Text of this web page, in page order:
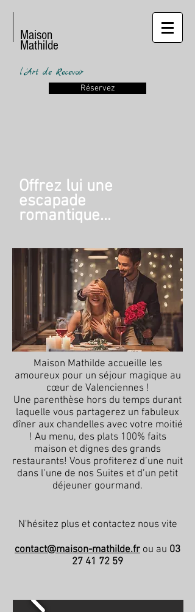
Maison
Mathilde
l 'Art de Recevoir
Réservez
Offrez lui une
escapade
romantique...
Maison Mathilde accueille les
amoureux pour un séjour magique au
cœur de Valenciennes !
Une parenthèse hors du temps durant
laquelle vous partagerez un fabuleux
dîner aux chandelles avec votre moitié
! Au menu, des plats 100% faits
maison et dignes des grands
restaurants! Vous profiterez d’une nuit
dans l’une de nos Suites et d’un petit
déjeuner gourmand.
N'hésitez plus et contactez nous vite
contact@maison-mathilde.fr ou au 03
27 41 72 59